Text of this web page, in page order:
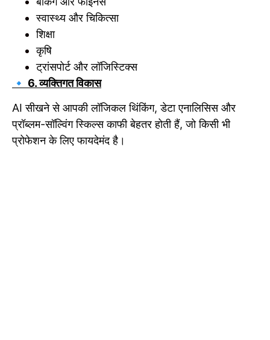
स्वास्थ्य और चिकित्सा
शिक्षा
कृषि
ट्रांसपोर्ट और लॉजिस्टिक्स
🔹 6. व्यक्तिगत विकास
AI सीखने से आपकी लॉजिकल थिंकिंग, डेटा एनालिसिस और
प्रॉब्लम-सॉल्विंग स्किल्स काफी बेहतर होती हैं, जो किसी भी
प्रोफेशन के लिए फायदेमंद है।